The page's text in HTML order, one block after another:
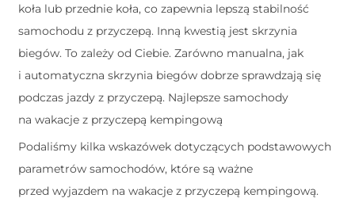
koła lub przednie koła, co zapewnia lepszą stabilność
samochodu z przyczepą. Inną kwestią jest skrzynia
biegów. To zależy od Ciebie. Zarówno manualna, jak
i automatyczna skrzynia biegów dobrze sprawdzają się
podczas jazdy z przyczepą. Najlepsze samochody
na wakacje z przyczepą kempingową
Podaliśmy kilka wskazówek dotyczących podstawowych
parametrów samochodów, które są ważne
przed wyjazdem na wakacje z przyczepą kempingową.